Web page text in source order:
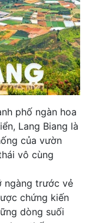
phố ngàn hoa
Lang Biang là
của vườn
vô cùng
ngàng trước vẻ
chứng kiến
dòng suối